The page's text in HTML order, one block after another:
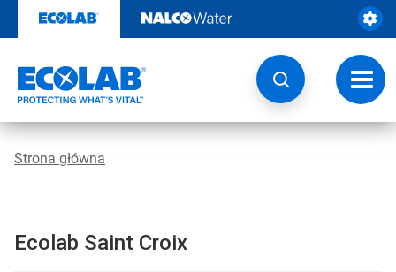
zawartości
Strona główna
Ecolab Saint Croix